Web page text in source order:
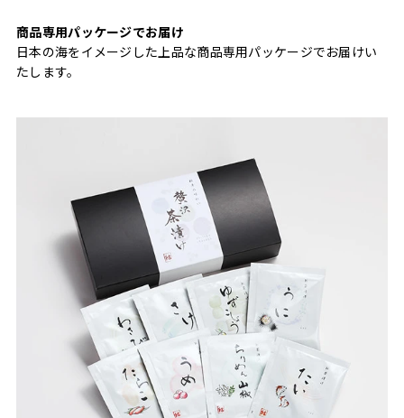
商品専用パッケージでお届け
日本の海をイメージした上品な商品専用パッケージでお届けい
たします。